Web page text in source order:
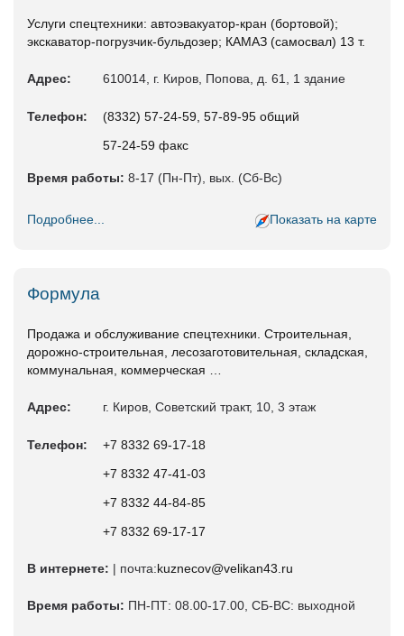
Услуги спецтехники: автоэвакуатор-кран (бортовой);
экскаватор-погрузчик-бульдозер; КАМАЗ (самосвал) 13 т.
Адрес: 610014, г. Киров, Попова, д. 61, 1 здание
Телефон:
(8332) 57-24-59, 57-89-95 общий
57-24-59 факс
Время работы: 8-17 (Пн-Пт), вых. (Сб-Вс)
Подробнее... Показать на карте
Формула
Продажа и обслуживание спецтехники. Строительная,
дорожно-строительная, лесозаготовительная, складская,
коммунальная, коммерческая …
Адрес: г. Киров, Советский тракт, 10, 3 этаж
Телефон:
+7 8332 69‑17-18
+7 8332 47‑41-03
+7 8332 44‑84-85
+7 8332 69‑17-17
В интернете: | почта:kuznecov@velikan43.ru
Время работы: ПН-ПТ: 08.00-17.00, СБ-ВС: выходной